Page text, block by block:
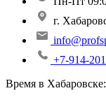
г.
+7-914-
Время в Хабаровске: